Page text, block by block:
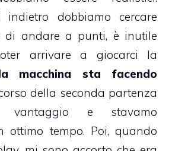
indietro dobbiamo cercare
di andare a punti, è inutile
arrivare a giocarci la
macchina sta facendo
della seconda partenza
vantaggio e stavamo
ottimo tempo. Poi, quando